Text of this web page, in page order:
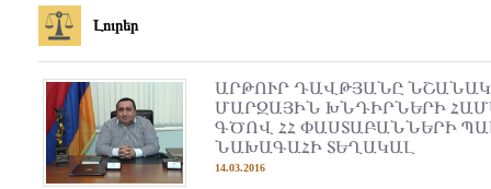
Լուրեր
ԱՐԹՈՒՐ ԴԱՎԹՅԱՆԸ
ՄԱՐԶԱՅԻՆ ԽՆԴԻՐՆԵՐԻ
ԳԾՈՎ ՀՀ ՓԱՍՏԱԲԱՆՆԵՐԻ
ՆԱԽԱԳԱՀԻ ՏԵՂԱԿԱԼ
14.03.2016